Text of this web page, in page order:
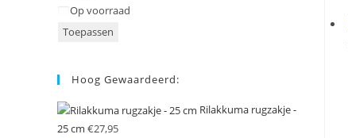
Status
Op voorraad
Toepassen
Hoog Gewaardeerd:
Rilakkuma rugzakje -
25 cm €27,95